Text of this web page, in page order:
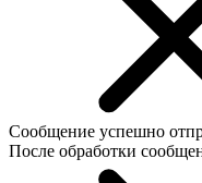
Сообщение успешно
После обработки